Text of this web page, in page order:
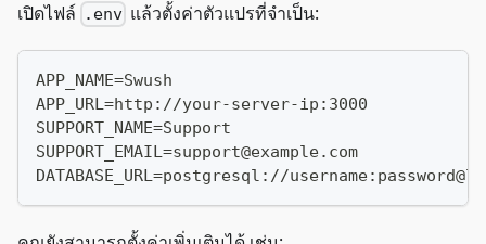
เปิดไฟล์ .env แล้วตั้งค่าตัวแปรที่จำเป็น:
APP_NAME=Swush
APP_URL=http://your-server-ip:3000
SUPPORT_NAME=Support
SUPPORT_EMAIL=support@example.com
DATABASE_URL=postgresql://